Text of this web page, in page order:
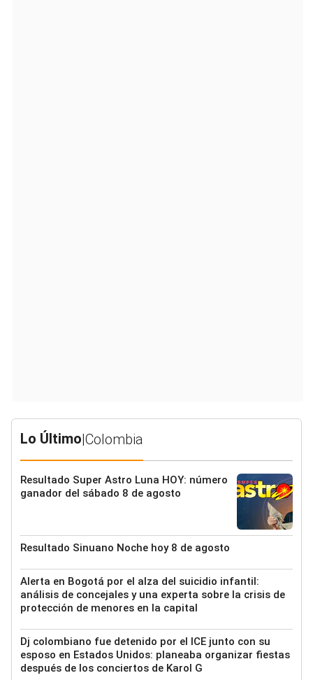
Lo Último|Colombia
Resultado Super Astro Luna HOY: número
ganador del sábado 8 de agosto
Resultado Sinuano Noche hoy 8 de agosto
Alerta en Bogotá por el alza del suicidio infantil:
análisis de concejales y una experta sobre la crisis de
protección de menores en la capital
Dj colombiano fue detenido por el ICE junto con su
esposo en Estados Unidos: planeaba organizar fiestas
después de los conciertos de Karol G